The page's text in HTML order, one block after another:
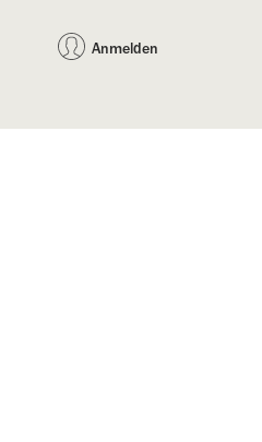
Anmelden